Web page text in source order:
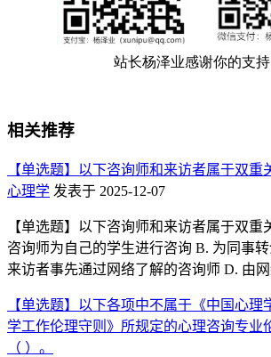
相关推荐
【单选题】以下咨询师和来访者属于双重
心理学 发表于 2025-12-07
【单选题】以下咨询师和来访者属于双重
咨询师为自己的学生进行咨询 B. 为同事
来访者事先通过网络了解的咨询师 D. 由
【单选题】以下各项中不属于《中国心理
学工作伦理守则》所规定的心理咨询专业
（ ）。